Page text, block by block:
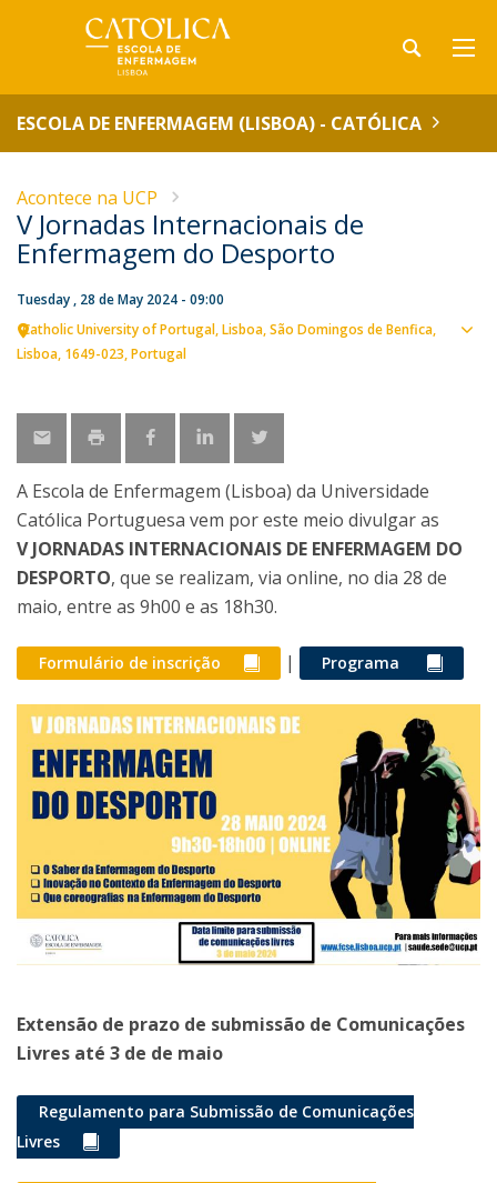
ESCOLA DE ENFERMAGEM (LISBOA) - CATÓLICA
Acontece na UCP
V Jornadas Internacionais de
Enfermagem do Desporto
Tuesday , 28 de May 2024 - 09:00
Catholic University of Portugal Lisboa São Domingos de Benfica,
Lisboa 1649-023 Portugal
A Escola de Enfermagem (Lisboa) da Universidade
Católica Portuguesa vem por este meio divulgar as
V JORNADAS INTERNACIONAIS DE ENFERMAGEM DO
DESPORTO, que se realizam, via online, no dia 28 de
maio, entre as 9h00 e as 18h30.
Formulário de inscrição | Programa
Extensão de prazo de submissão de Comunicações
Livres até 3 de de maio
Regulamento para Submissão de Comunicações
Livres